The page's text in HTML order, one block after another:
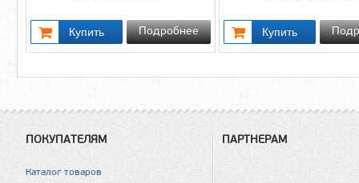
Подробнее
ПОКУПАТЕЛЯМ
Каталог товаров
ПАРТНЕРАМ